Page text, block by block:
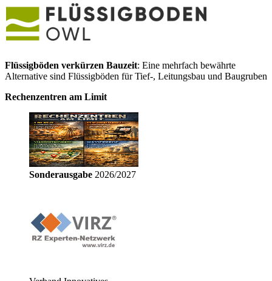
Flüssigböden verkürzen Bauzeit: Eine mehrfach bewährte
Alternative sind Flüssigböden für Tief-, Leitungsbau und Baugruben
Rechenzentren am Limit
Sonderausgabe 2026/2027